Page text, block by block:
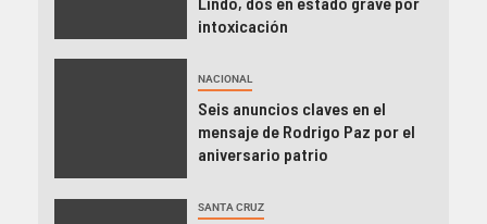
intoxicación
NACIONAL
Seis anuncios claves en el
mensaje de Rodrigo Paz por el
aniversario patrio
SANTA CRUZ